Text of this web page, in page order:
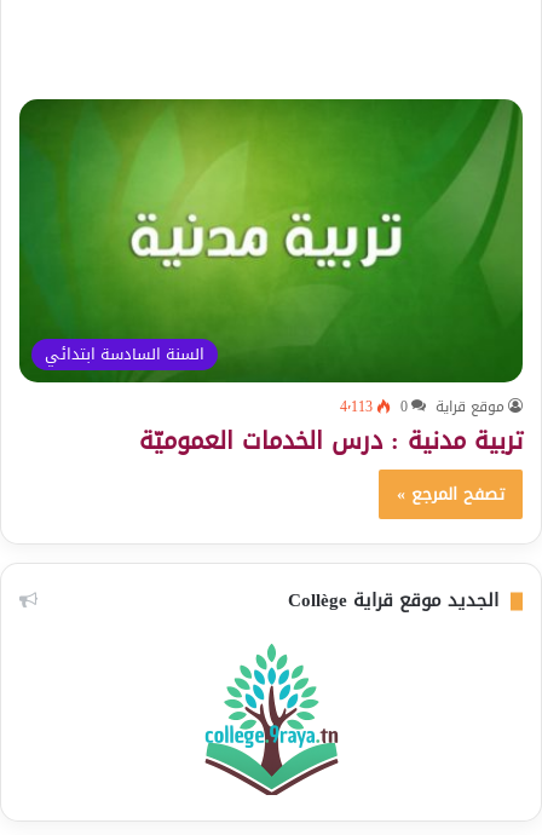
السنة السادسة ابتدائي
موقع قراية 0 4٬113
تربية مدنية : درس الخدمات العموميّة
تصفح المرجع »
الجديد موقع قراية Collège